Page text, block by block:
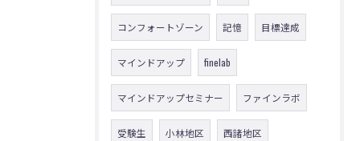
コンフォートゾーン 記憶 目標達成
マインドアップ finelab
マインドアップセミナー ファインラボ
受験生 小林地区 西諸地区